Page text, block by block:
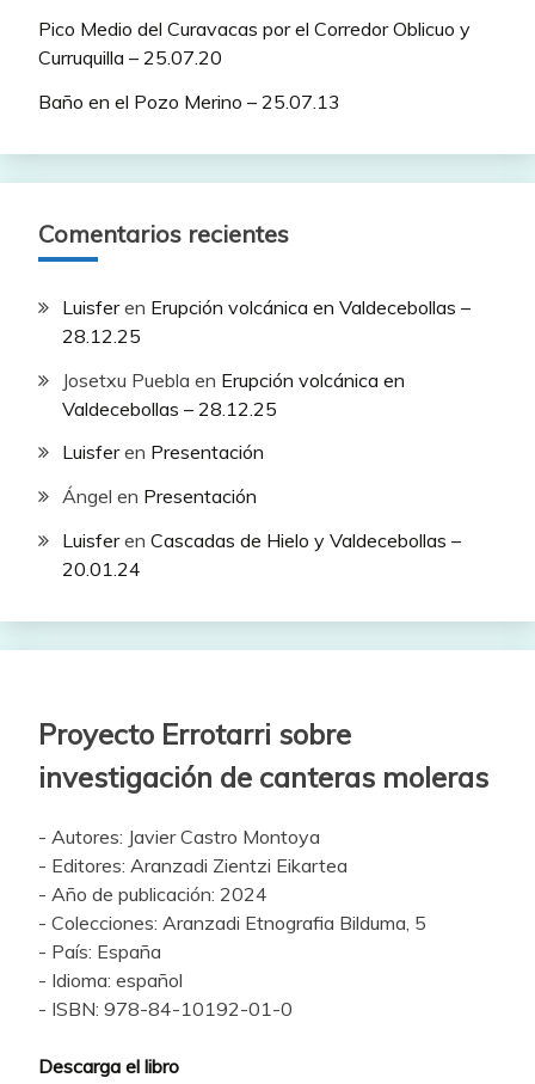
Pico Medio del Curavacas por el Corredor Oblicuo y
Curruquilla – 25.07.20
Baño en el Pozo Merino – 25.07.13
Comentarios recientes
Luisferen Erupción volcánica en Valdecebollas –
28.12.25
Josetxu Puebla en Erupción volcánica en
Valdecebollas – 28.12.25
Luisferen Presentación
Ángel en Presentación
Luisferen Cascadas de Hielo y Valdecebollas –
20.01.24
Proyecto Errotarri sobre
investigación de canteras moleras
- Autores: Javier Castro Montoya
- Editores: Aranzadi Zientzi Eikartea
- Año de publicación: 2024
- Colecciones: Aranzadi Etnografia Bilduma, 5
- País: España
- Idioma: español
- ISBN: 978-84-10192-01-0
Descarga el libro